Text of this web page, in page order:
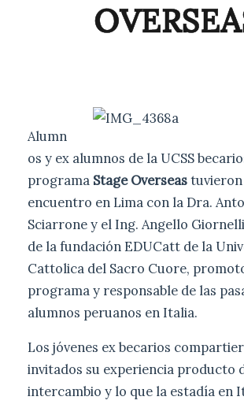
Alumn
os y ex alumnos de la UCSS
programa Stage Overseas
encuentro en Lima con la Dra.
Sciarrone y el Ing. Angello
de la fundación EDUCatt de la
Cattolica del Sacro Cuore,
programa y responsable de las
alumnos peruanos en Italia.
Los jóvenes ex becarios
invitados su experiencia producto
intercambio y lo que la estadía en